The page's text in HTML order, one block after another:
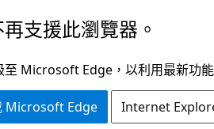
支援此瀏覽器。
至 Microsoft Edge，以利用最新功
Microsoft Edge Internet